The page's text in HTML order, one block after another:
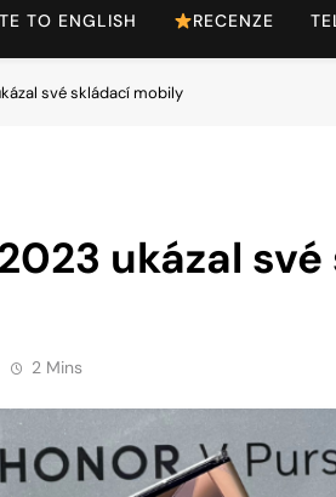
TO ENGLISH RECENZE
své skládací mobily
2023 ukázal
2 Mins